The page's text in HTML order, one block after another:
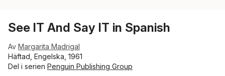
See IT And Say IT in Spanish
Av Margarita Madrigal
Häftad, Engelska, 1961
Del i serien Penguin Publishing Group